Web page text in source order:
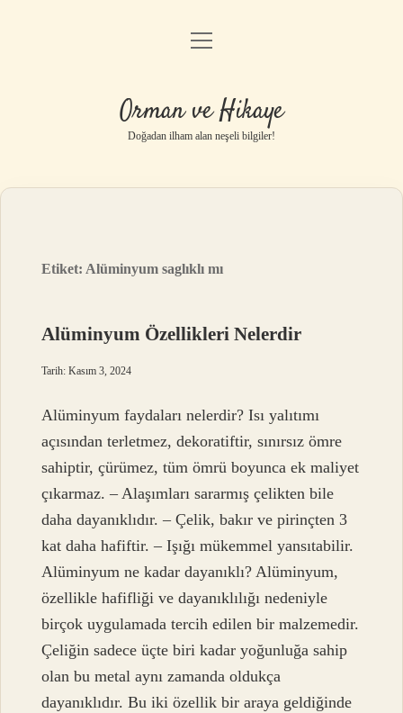
Anasayfa
Yasal Uyarı
menüyü
Orman ve Hikaye
Doğadan ilham alan neşeli bilgiler!
Etiket: Alüminyum saglıklı mı
Alüminyum Özellikleri Nelerdir
Tarih: Kasım 3, 2024
Alüminyum faydaları nelerdir? Isı yalıtımı
açısından terletmez, dekoratiftir, sınırsız ömre
sahiptir, çürümez, tüm ömrü boyunca ek maliyet
çıkarmaz. – Alaşımları sararmış çelikten bile
daha dayanıklıdır. – Çelik, bakır ve pirinçten 3
kat daha hafiftir. – Işığı mükemmel yansıtabilir.
Alüminyum ne kadar dayanıklı? Alüminyum,
özellikle hafifliği ve dayanıklılığı nedeniyle
birçok uygulamada tercih edilen bir malzemedir.
Çeliğin sadece üçte biri kadar yoğunluğa sahip
olan bu metal aynı zamanda oldukça
dayanıklıdır. Bu iki özellik bir araya geldiğinde